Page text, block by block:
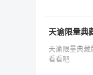
天谕限量典
天谕限量典
看看吧